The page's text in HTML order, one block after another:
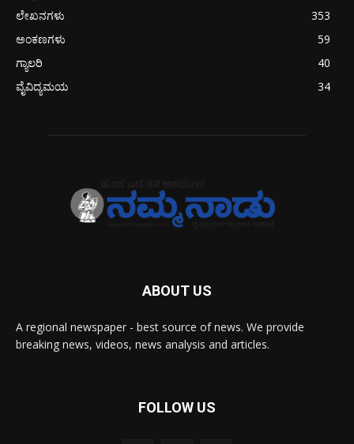
ಲೇಖನಗಳು
353
ಅಂಕಣಗಳು
59
ಗ್ಯಾಲರಿ
40
ವೈವಿದ್ಯಮಯ
34
ABOUT US
A regional newspaper - best source of news. We provide
breaking news, videos, news analysis and articles.
FOLLOW US